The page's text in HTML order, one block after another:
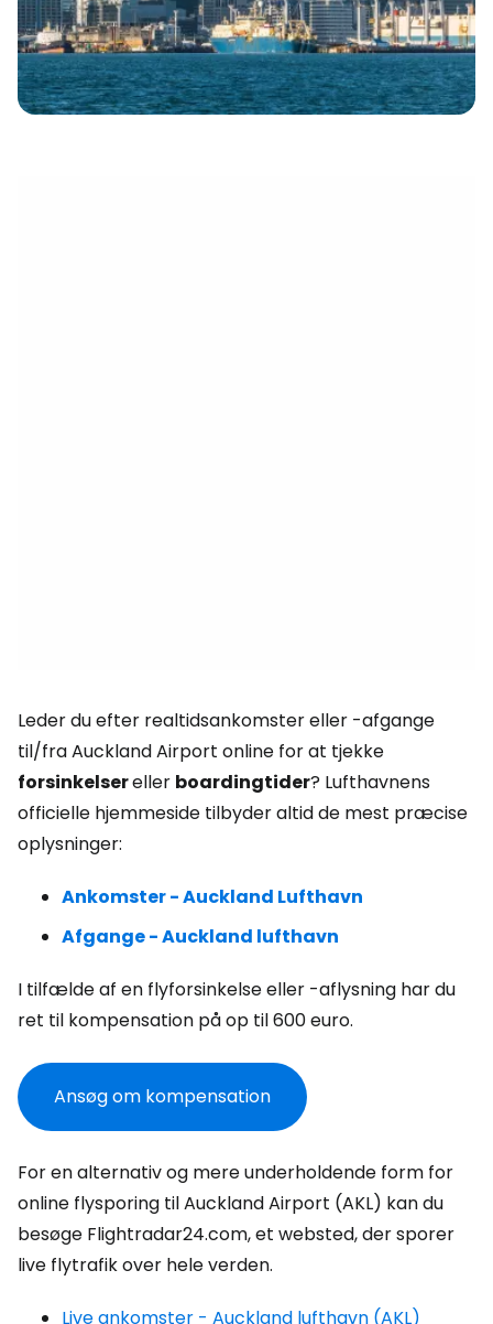
Leder du efter realtidsankomster eller -afgange
til/fra Auckland Airport online for at tjekke
forsinkelsereller boardingtider? Lufthavnens
officielle hjemmeside tilbyder altid de mest præcise
oplysninger:
Ankomster - Auckland Lufthavn
Afgange - Auckland lufthavn
I tilfælde af en flyforsinkelse eller -aflysning har du
ret til kompensation på op til 600 euro.
Ansøg om kompensation
For en alternativ og mere underholdende form for
online flysporing til Auckland Airport (AKL) kan du
besøge Flightradar24.com, et websted, der sporer
live flytrafik over hele verden.
Live ankomster - Auckland lufthavn (AKL)